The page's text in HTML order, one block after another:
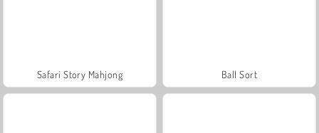
Safari Story Mahjong Ball Sort